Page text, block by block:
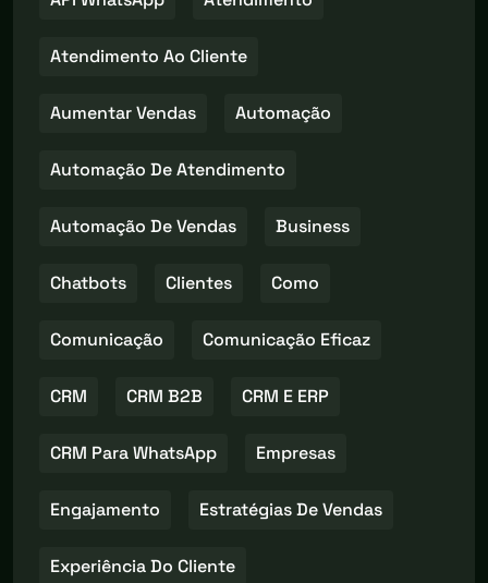
Atendimento Ao Cliente
Aumentar Vendas Automação
Automação De Atendimento
Automação De Vendas Business
Chatbots Clientes Como
Comunicação Comunicação Eficaz
CRM CRM B2B CRM E ERP
CRM Para WhatsApp Empresas
Engajamento Estratégias De Vendas
Experiência Do Cliente